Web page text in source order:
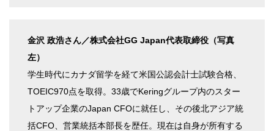
金沢 政浩さん／株式会社GG Japan代表取締役（写真
左）
学生時代にカナダ留学を経て米国公認会計士試験合格、
TOEIC970点を取得。33歳でKeringグループ内のスター
トアップ企業のJapan CFOに就任し、その後北アジア統
括CFO、営業統括本部長を歴任。現在は自身が所有する